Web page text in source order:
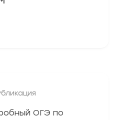
ОГЭ по